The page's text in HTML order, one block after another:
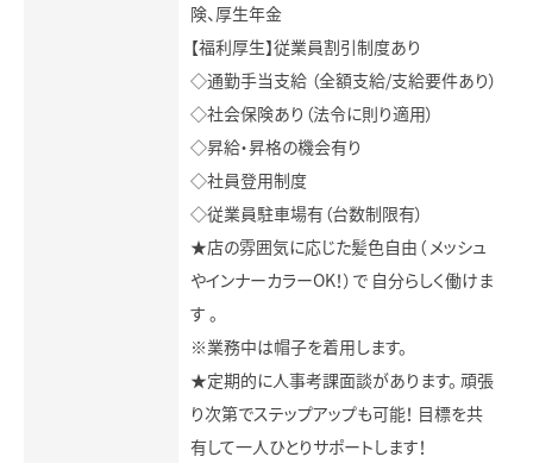
険、厚生年金
【福利厚生】従業員割引制度あり
◇通勤手当支給 （全額支給/支給要件あり）
◇社会保険あり（法令に則り適用）
◇昇給・昇格の機会有り
◇社員登用制度
◇従業員駐車場有（台数制限有）
★店の雰囲気に応じた髪色自由（ メッシュ
やインナーカラーOK！）で 自分らしく働けま
す 。
※業務中は帽子を着用します。
★定期的に人事考課面談があります。 頑張
り次第でステップアップも可能！ 目標を共
有して一人ひとりサポートします！